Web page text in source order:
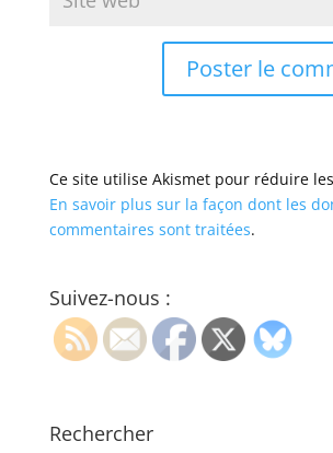
Ce site utilise Akismet pour réduire
En savoir plus sur la façon dont les
commentaires sont traitées.
Suivez-nous :
Rechercher